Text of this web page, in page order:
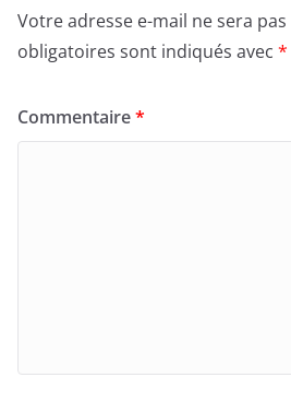
Votre adresse e-mail ne sera
obligatoires sont indiqués avec *
Commentaire*